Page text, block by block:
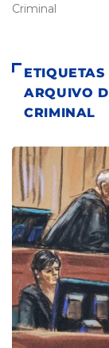
Criminal
ARQUIVO
CRIMINAL